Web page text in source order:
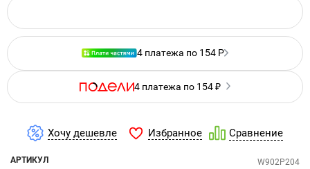
4 платежа по 154 ₽
4 платежа по 154 Р
Хочу дешевле Избранное Сравнение
АРТИКУЛ
W902P204